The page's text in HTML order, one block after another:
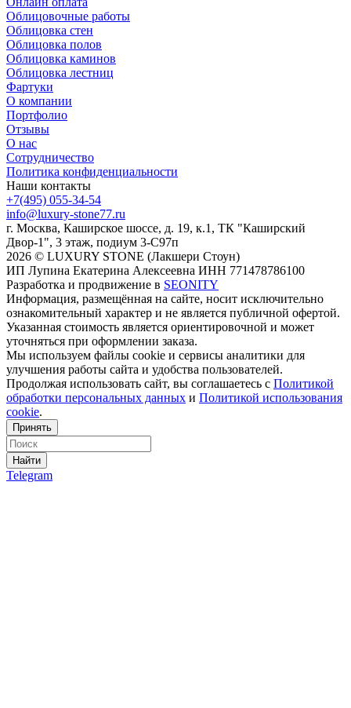
Облицовочные работы
Облицовка стен
Облицовка полов
Облицовка каминов
Облицовка лестниц
Фартуки
О компании
Портфолио
Отзывы
О нас
Сотрудничество
Политика конфиденциальности
Наши контакты
+7(495) 055-34-54
info@luxury-stone77.ru
г. Москва, Каширское шоссе, д. 19, к.1, ТК "Каширский
Двор-1", 3 этаж, подиум 3-С97п
2026 © LUXURY STONE (Лакшери Стоун)
ИП Лупина Екатерина Алексеевна ИНН 771478786100
Разработка и продвижение в SEONITY
Информация, размещённая на сайте, носит исключительно
ознакомительный характер и не является публичной офертой.
Указанная стоимость является ориентировочной и может
уточняться при оформлении заказа.
Мы используем файлы cookie и сервисы аналитики для
улучшения работы сайта и удобства пользователей.
Продолжая использовать сайт, вы соглашаетесь с Политикой
обработки персональных данных и Политикой использования
cookie.
Принять
Найти
Telegram